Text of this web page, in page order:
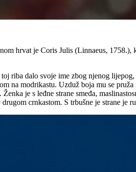
hrvat je Coris Julis (Linnaeus,
riba dalo svoje ime zbog njenog
na modrikastu. Uzduž boja mu se
je s leđne strane smeđa,
crnkastom. S trbušne je strane je